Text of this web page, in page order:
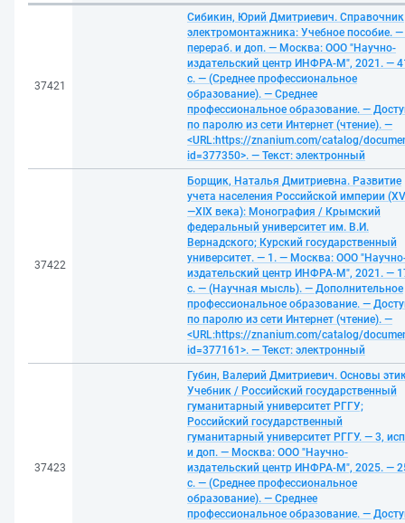
37421
Сибикин, Юрий Дмитриевич. Справочник
электромонтажника: Учебное пособие. —
перераб. и доп. — Москва: ООО "Научно-
издательский центр ИНФРА-М", 2021. —
с. — (Среднее профессиональное
образование). — Среднее
профессиональное образование. —
по паролю из сети Интернет (чтение). —
<URL:https://znanium.com/catalog/
id=377350>. — Текст: электронный
37422
Борщик, Наталья Дмитриевна. Развитие
учета населения Российской империи
—XIX века): Монография / Крымский
федеральный университет им. В.И.
Вернадского; Курский государственный
университет. — 1. — Москва: ООО
издательский центр ИНФРА-М", 2021. —
с. — (Научная мысль). — Дополнительное
профессиональное образование. —
по паролю из сети Интернет (чтение). —
<URL:https://znanium.com/catalog/
id=377161>. — Текст: электронный
37423
Губин, Валерий Дмитриевич. Основы
Учебник / Российский государственный
гуманитарный университет РГГУ;
Российский государственный
гуманитарный университет РГГУ. — 3,
и доп. — Москва: ООО "Научно-
издательский центр ИНФРА-М", 2025. —
с. — (Среднее профессиональное
образование). — Среднее
профессиональное образование. —